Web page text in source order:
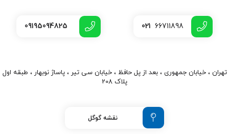
021 66711898
09195094825
تهران ، خیابان جمهوری ، بعد از پل حافظ ، خیابان سی تیر ، پاساژ نوبهار ، طبقه اول
پلاک 208
نقشه گوگل